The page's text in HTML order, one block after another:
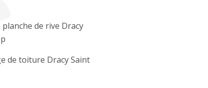
de rive Dracy
de toiture Dracy Saint